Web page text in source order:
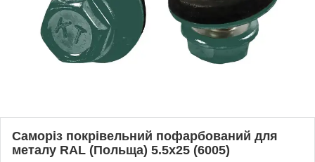
Саморіз покрівельний пофарбований для
металу RAL (Польща) 5.5х25 (6005)